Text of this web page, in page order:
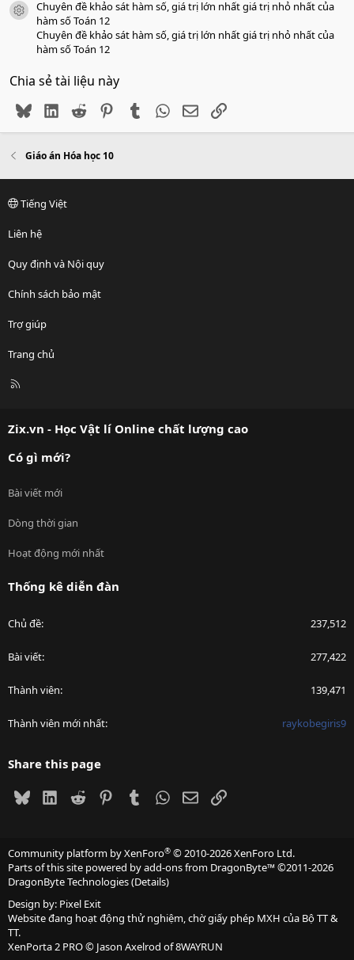
icon tài liệu
Chuyên đề khảo sát hàm số, giá trị lớn nhất giá trị nhỏ nhất của
hàm số Toán 12
Chuyên đề khảo sát hàm số, giá trị lớn nhất giá trị nhỏ nhất của
hàm số Toán 12
Chia sẻ tài liệu này
BlueskyLinkedIn
Reddit PinterestTumblr WhatsApp
EmailLink
Giáo án Hóa học 10
Tiếng Việt
Liên hệ
Quy định và Nội quy
Chính sách bảo mật
Trợ giúp
Trang chủ
R
Zix.vn - Học Vật lí Online chất lượng cao
Có gì mới?
Bài viết mới
Dòng thời gian
Hoạt động mới nhất
Thống kê diễn đàn
Chủ đề 237,512
Bài viết 277,422
Thành viên 139,471
Thành viên mới nhất raykobegiris9
Share this page
BlueskyLinkedIn
Reddit PinterestTumblrWhatsApp
EmailLink
Community platform by XenForo® © 2010-2026 XenForo Ltd.
Parts of this site powered byadd-ons from DragonByte™©2011-2026
DragonByte Technologies(Details)
Design by: Pixel Exit
Website đang hoạt động thử nghiệm, chờ giấy phép MXH của Bộ TT &
TT.
XenPorta 2 PRO© Jason Axelrod of8WAYRUN